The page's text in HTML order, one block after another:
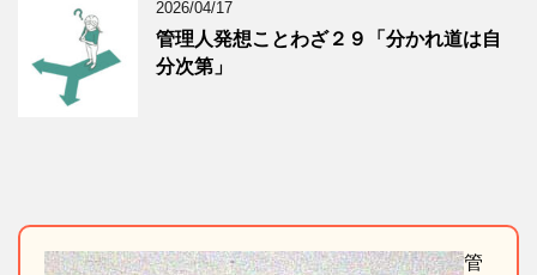
2026/04/17
管理人発想ことわざ２９「分かれ道は自
分次第」
管